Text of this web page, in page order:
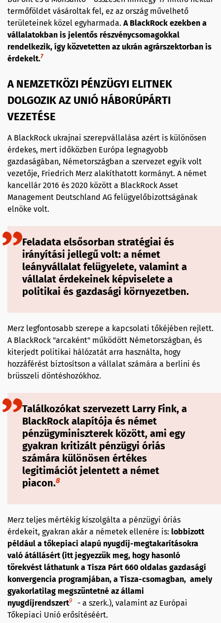
termőföldet vásároltak fel, ez az ország művelhető
területeinek közel egyharmada. A BlackRock ezekben a
vállalatokban is jelentős részvénycsomagokkal
rendelkezik, így közvetetten az ukrán agrárszektorban is
érdekelt.7
A NEMZETKÖZI PÉNZÜGYI ELITNEK
DOLGOZIK AZ UNIÓ HÁBORÚPÁRTI
VEZETÉSE
A BlackRock ukrajnai szerepvállalása azért is különösen
érdekes, mert időközben Európa legnagyobb
gazdaságában, Németországban a szervezet egyik volt
vezetője, Friedrich Merz alakíthatott kormányt. A német
kancellár 2016 és 2020 között a BlackRock Asset
Management Deutschland AG felügyelőbizottságának
elnöke volt.
Feladata elsősorban stratégiai és
irányítási jellegű volt: a német
leányvállalat felügyelete, valamint a
vállalat érdekeinek képviselete a
politikai és gazdasági környezetben.
Merz legfontosabb szerepe a kapcsolati tőkéjében rejlett.
A BlackRock "arcaként" működött Németországban, és
kiterjedt politikai hálózatát arra használta, hogy
hozzáférést biztosítson a vállalat számára a berlini és
brüsszeli döntéshozókhoz.
Találkozókat szervezett Larry Fink, a
BlackRock alapítója és német
pénzügyminiszterek között, ami egy
gyakran kritizált pénzügyi óriás
számára különösen értékes
legitimációt jelentett a német
piacon.8
Merz teljes mértékig kiszolgálta a pénzügyi óriás
érdekeit, gyakran akár a németek ellenére is: lobbizott
például a tőkepiaci alapú nyugdíj-megtakarításokra
való átállásért (itt jegyezzük meg, hogy hasonló
törekvést láthatunk a Tisza Párt 660 oldalas gazdasági
konvergencia programjában, a Tisza-csomagban, amely
gyakorlatilag megszüntetné az állami
nyugdíjrendszert9
- a szerk.), valamint az Európai
Tőkepiaci Unió erősítéséért.